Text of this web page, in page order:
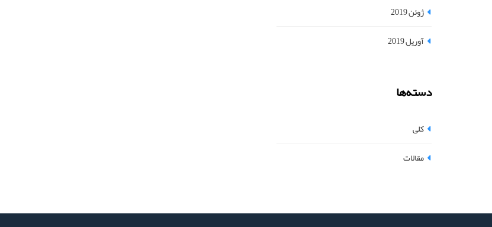
ژوئن 2019
آوریل 2019
دسته‌ها
کلی
مقالات